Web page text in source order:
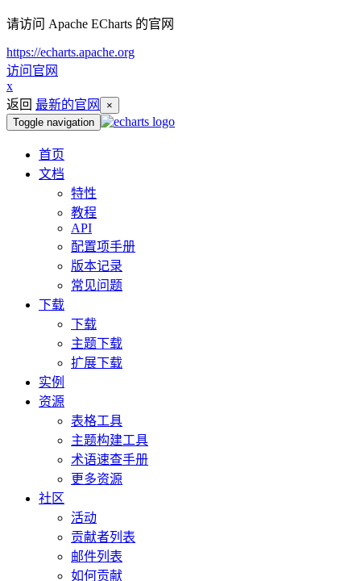
请访问 Apache ECharts 的官网
https://echarts.apache.org
访问官网
x
返回 最新的官网
×
Toggle navigation
首页
文档
特性
教程
API
配置项手册
版本记录
常见问题
下载
下载
主题下载
扩展下载
实例
资源
表格工具
主题构建工具
术语速查手册
更多资源
社区
活动
贡献者列表
邮件列表
如何贡献